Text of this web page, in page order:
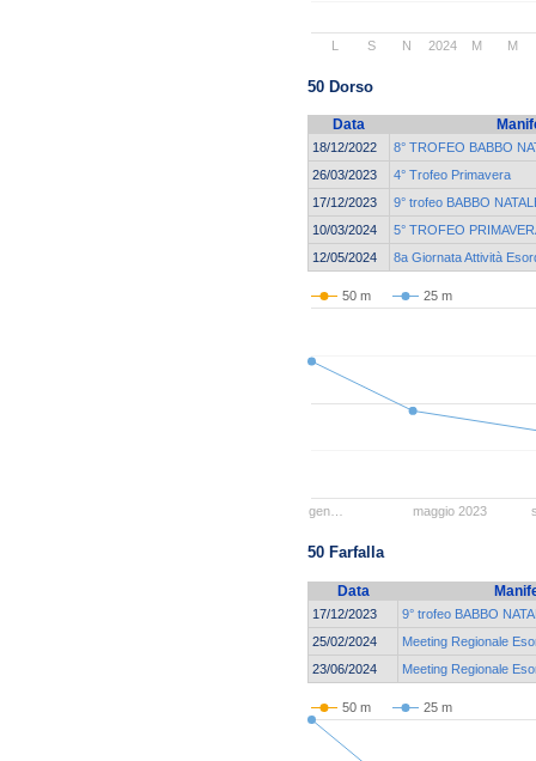
2024
L S N M M
50 Dorso
Data
18/12/2022
8° TROFEO BABBO
26/03/2023
4° Trofeo Primavera
17/12/2023
9° trofeo BABBO
10/03/2024
5° TROFEO
12/05/2024
8a Giornata Attività
50 m 25 m
gen… maggio 2023
50 Farfalla
Data
17/12/2023
9° trofeo BABBO
25/02/2024
Meeting Regionale
23/06/2024
Meeting Regionale
50 m 25 m